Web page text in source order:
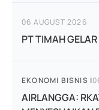
06 AUGUST 2026
PT TIMAH
EKONOMI BISNIS |
AIRLANGGA: